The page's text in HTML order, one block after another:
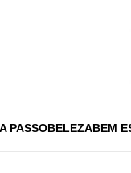
PASSOBELEZABEM